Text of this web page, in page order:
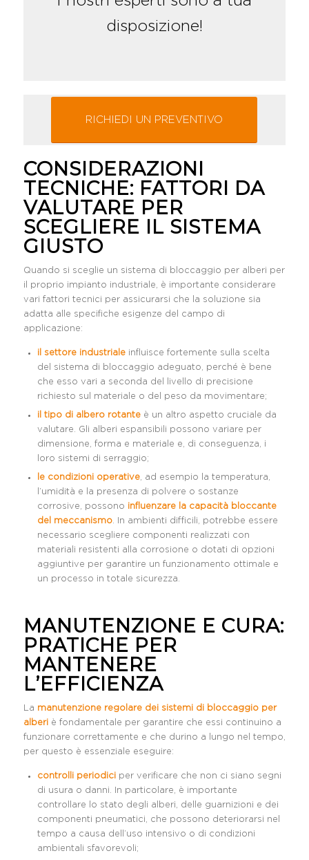
disposizione!
RICHIEDI UN PREVENTIVO
CONSIDERAZIONI
TECNICHE: FATTORI DA
VALUTARE PER
SCEGLIERE IL SISTEMA
GIUSTO
Quando si sceglie un sistema di bloccaggio per alberi per
il proprio impianto industriale, è importante considerare
vari fattori tecnici per assicurarsi che la soluzione sia
adatta alle specifiche esigenze del campo di
applicazione:
il settore industrialeinfluisce fortemente sulla scelta
del sistema di bloccaggio adeguato, perché è bene
che esso vari a seconda del livello di precisione
richiesto sul materiale o del peso da movimentare;
il tipo di albero rotanteè un altro aspetto cruciale da
valutare. Gli alberi espansibili possono variare per
dimensione, forma e materiale e, di conseguenza, i
loro sistemi di serraggio;
le condizioni operative, ad esempio la temperatura,
l’umidità e la presenza di polvere o sostanze
corrosive, possono influenzare la capacità bloccante
del meccanismo. In ambienti difficili, potrebbe essere
necessario scegliere componenti realizzati con
materiali resistenti alla corrosione o dotati di opzioni
aggiuntive per garantire un funzionamento ottimale e
un processo in totale sicurezza.
MANUTENZIONE E CURA:
PRATICHE PER
MANTENERE
L’EFFICIENZA
La manutenzione regolare dei sistemi di bloccaggio per
alberiè fondamentale per garantire che essi continuino a
funzionare correttamente e che durino a lungo nel tempo,
per questo è essenziale eseguire:
controlli periodiciper verificare che non ci siano segni
di usura o danni. In particolare, è importante
controllare lo stato degli alberi, delle guarnizioni e dei
componenti pneumatici, che possono deteriorarsi nel
tempo a causa dell’uso intensivo o di condizioni
ambientali sfavorevoli;